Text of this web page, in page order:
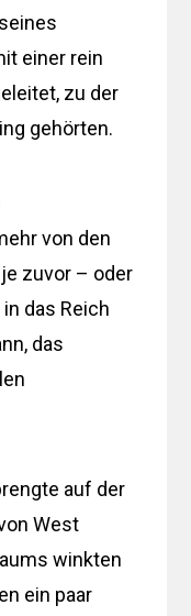
einer rein
zu der
gehörten.
von den
zuvor – oder
das Reich
das
auf der
West
winkten
ein paar